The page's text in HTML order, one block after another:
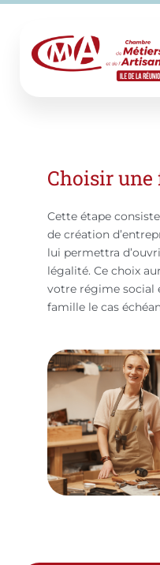
Aller
contenu
Choisir
Cette étape
de création
lui permettra
légalité. Ce choix
votre régime social
famille le cas